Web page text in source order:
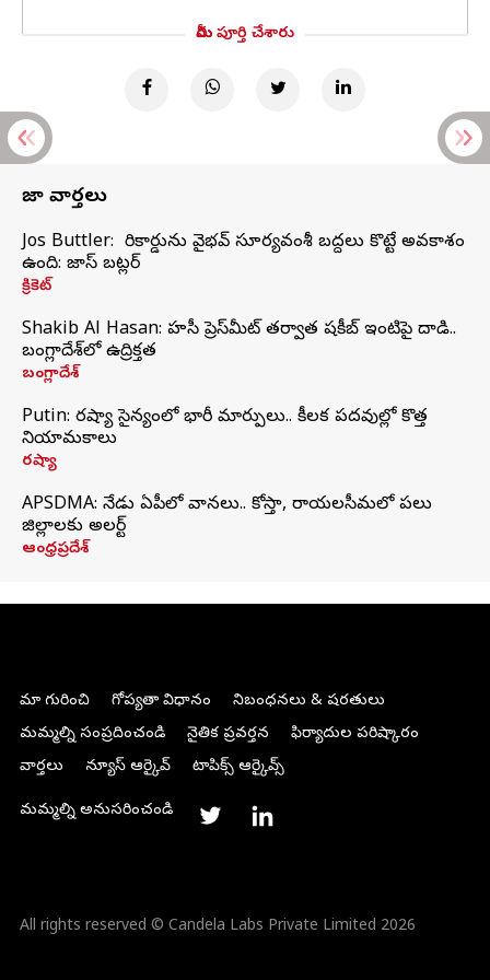
మీరు పూర్తి చేశారు
తాజా వార్తలు
Jos Buttler: నా రికార్డును వైభవ్ సూర్యవంశీ బద్దలు కొట్టే అవకాశం
ఉంది: జాస్ బట్లర్
క్రికెట్
Shakib Al Hasan: హసీనా ప్రెస్‌మీట్‌ తర్వాత షకీబ్‌ ఇంటిపై దాడి..
బంగ్లాదేశ్‌లో ఉద్రిక్తత
బంగ్లాదేశ్
Putin: రష్యా సైన్యంలో భారీ మార్పులు.. కీలక పదవుల్లో కొత్త
నియామకాలు
రష్యా
APSDMA: నేడు ఏపీలో వానలు.. కోస్తా, రాయలసీమలో పలు
జిల్లాలకు అలర్ట్
ఆంధ్రప్రదేశ్
మా గురించి గోప్యతా విధానం
నిబంధనలు & షరతులు
మమ్మల్ని సంప్రదించండి
నైతిక ప్రవర్తన
ఫిర్యాదుల పరిష్కారం
వార్తలు
న్యూస్ ఆర్కైవ్ టాపిక్స్ ఆర్కైవ్స్
మమ్మల్ని అనుసరించండి
All rights reserved © Candela Labs Private Limited 2026